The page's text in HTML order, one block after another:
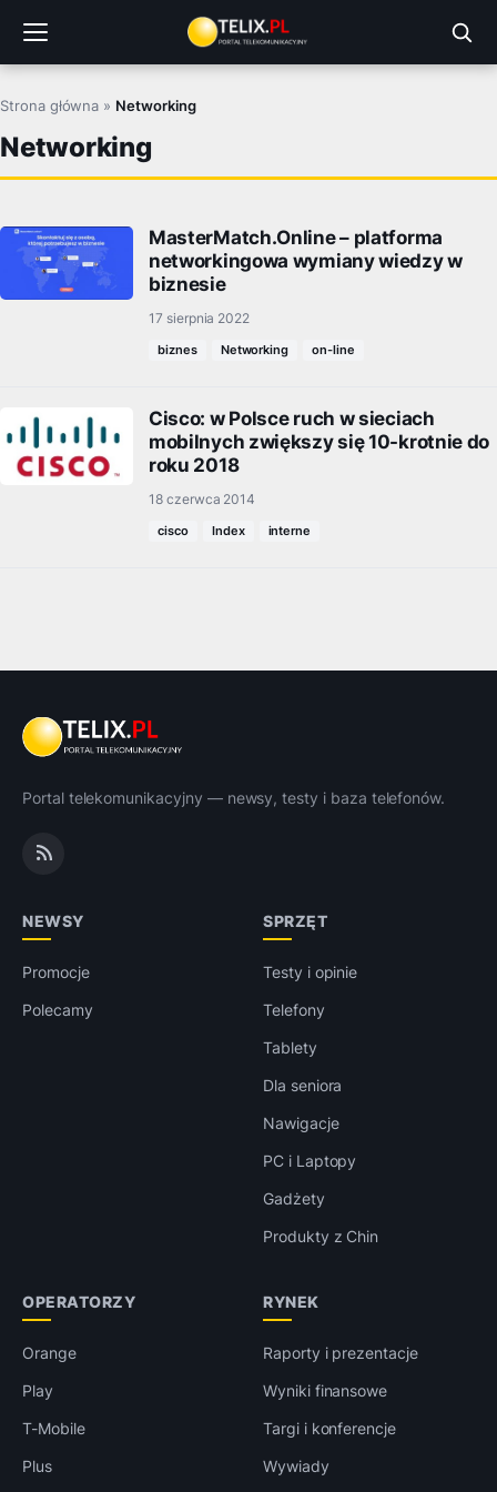
treści
Strona główna » Networking
Networking
MasterMatch.Online – platforma
networkingowa wymiany wiedzy w
biznesie
17 sierpnia 2022
biznes Networking on-line
Cisco: w Polsce ruch w sieciach
mobilnych zwiększy się 10-krotnie do
roku 2018
18 czerwca 2014
cisco Index interne
Portal telekomunikacyjny — newsy, testy i baza telefonów.
NEWSY
Promocje
Polecamy
SPRZĘT
Testy i opinie
Telefony
Tablety
Dla seniora
Nawigacje
PC i Laptopy
Gadżety
Produkty z Chin
OPERATORZY
Orange
Play
T-Mobile
Plus
RYNEK
Raporty i prezentacje
Wyniki finansowe
Targi i konferencje
Wywiady